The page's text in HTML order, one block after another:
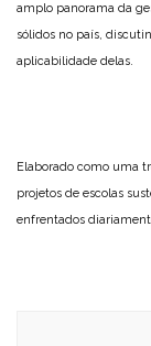
amplo panorama da
sólidos no país,
aplicabilidade delas.
Elaborado como uma
projetos de escolas
enfrentados